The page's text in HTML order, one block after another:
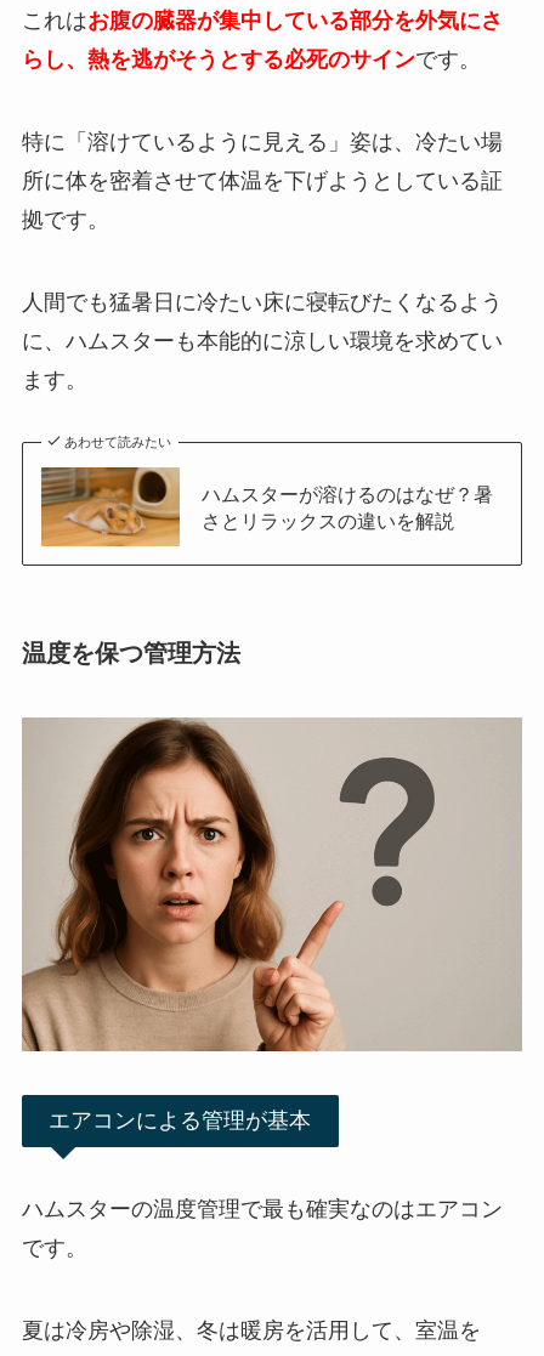
これはお腹の臓器が集中している部分を外気にさ
らし、熱を逃がそうとする必死のサインです。
特に「溶けているように見える」姿は、冷たい場
所に体を密着させて体温を下げようとしている証
拠です。
人間でも猛暑日に冷たい床に寝転びたくなるよう
に、ハムスターも本能的に涼しい環境を求めてい
ます。
あわせて読みたい
ハムスターが溶けるのはなぜ？暑
さとリラックスの違いを解説
温度を保つ管理方法
エアコンによる管理が基本
ハムスターの温度管理で最も確実なのはエアコン
です。
夏は冷房や除湿、冬は暖房を活用して、室温を